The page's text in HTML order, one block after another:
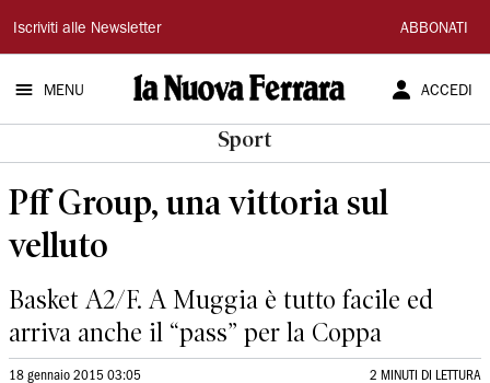
La
Nuova
Ferrara
Iscriviti alle Newsletter ABBONATI
MENU ACCEDI
Sport
Pff Group, una vittoria sul
velluto
Basket A2/F. A Muggia è tutto facile ed
arriva anche il “pass” per la Coppa
18 gennaio 2015 03:05 2 MINUTI DI LETTURA